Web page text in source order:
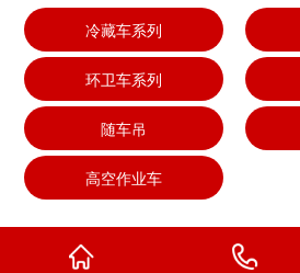
冷藏车系列
环卫车系列
随车吊
高空作业车